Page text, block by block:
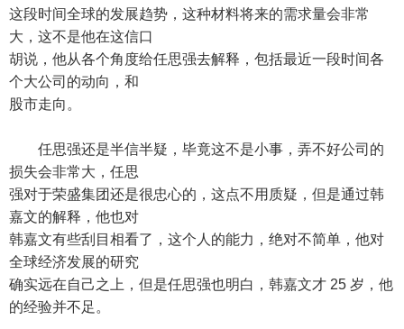
这段时间全球的发展趋势，这种材料将来的需求量会非常
大，这不是他在这信口
胡说，他从各个角度给任思强去解释，包括最近一段时间各
个大公司的动向，和
股市走向。
任思强还是半信半疑，毕竟这不是小事，弄不好公司的
损失会非常大，任思
强对于荣盛集团还是很忠心的，这点不用质疑，但是通过韩
嘉文的解释，他也对
韩嘉文有些刮目相看了，这个人的能力，绝对不简单，他对
全球经济发展的研究
确实远在自己之上，但是任思强也明白，韩嘉文才 25 岁，他
的经验并不足。